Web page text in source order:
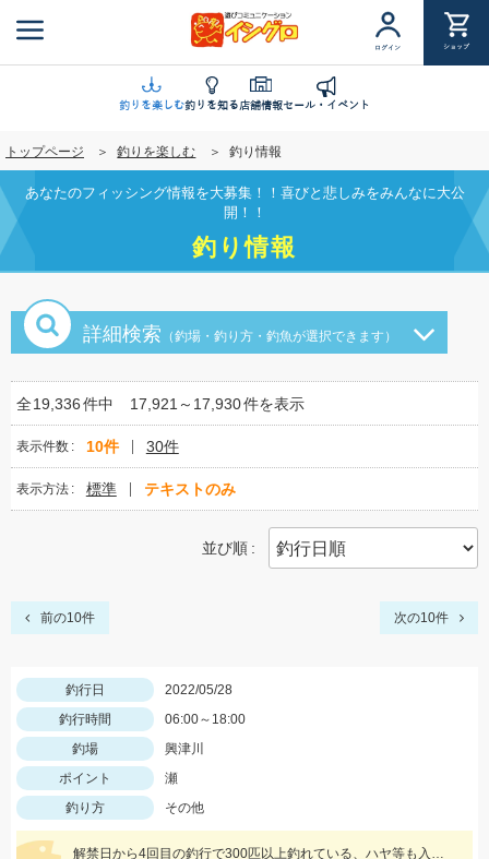
ン
に
移
動
ログイン ショップ
釣りを楽しむ釣りを知る店舗情報セール・イベント
トップページ 釣りを楽しむ 釣り情報
あなたのフィッシング情報を大募集！！喜びと悲しみをみんなに大公
開！！
釣り情報
詳細検索 （釣場・釣り方・釣魚が選択できます）
全19,336件中 17,921～17,930件を表示
表示件数 10件 30件
表示方法 標準 テキストのみ
並び順
前の10件 次の10件
釣行日
2022/05/28
釣行時間
06:00～18:00
釣場
興津川
ポイント
瀬
釣り方
その他
解禁日から4回目の釣行で300匹以上釣れている、ハヤ等も入れると千匹、手返し大変